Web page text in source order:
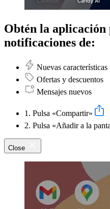
Obtén la
notificaciones de:
Nuevas características
Ofertas y descuentos
Mensajes nuevos
1. Pulsa «Compartir»
2. Pulsa «Añadir a la
Close